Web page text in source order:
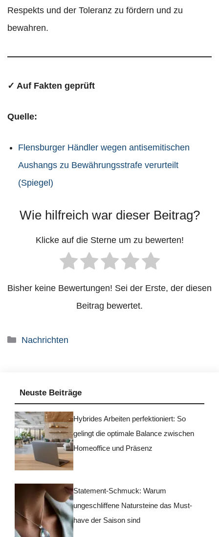
Respekts und der Toleranz zu fördern und zu
bewahren.
✓ Auf Fakten geprüft
Quelle:
Flensburger Händler wegen antisemitischen
Aushangs zu Bewährungsstrafe verurteilt
(Spiegel)
Wie hilfreich war dieser Beitrag?
Klicke auf die Sterne um zu bewerten!
Bisher keine Bewertungen! Sei der Erste, der diesen
Beitrag bewertet.
Kategorien
Nachrichten
Neuste Beiträge
Hybrides Arbeiten perfektioniert: So
gelingt die optimale Balance zwischen
Homeoffice und Präsenz
Statement-Schmuck: Warum
ungeschliffene Natursteine das Must-
have der Saison sind